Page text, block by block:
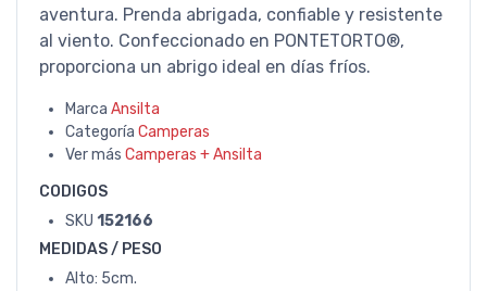
aventura. Prenda abrigada, confiable y resistente
al viento. Confeccionado en PONTETORTO®,
proporciona un abrigo ideal en días fríos.
Marca Ansilta
Categoría Camperas
Ver más Camperas + Ansilta
CODIGOS
SKU 152166
MEDIDAS / PESO
Alto: 5cm.